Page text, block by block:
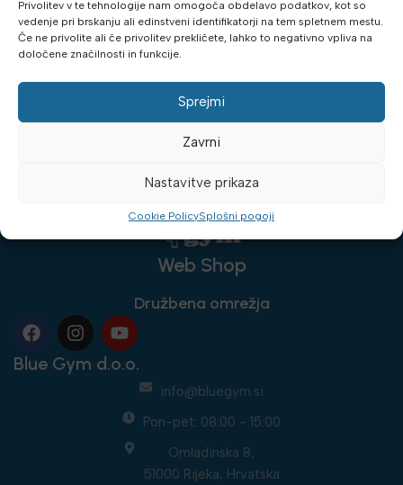
Privolitev v te tehnologije nam omogoča obdelavo podatkov, kot so
vedenje pri brskanju ali edinstveni identifikatorji na tem spletnem mestu.
Če ne privolite ali če privolitev prekličete, lahko to negativno vpliva na
določene značilnosti in funkcije.
Sprejmi
Zavrni
Nastavitve prikaza
Cookie PolicySplošni pogoji
Web Shop
Družbena omrežja
Blue Gym d.o.o.
info@bluegym.si
Pon-pet: 08:00 - 15:00
Omladinska 8,
51000 Rijeka, Hrvatska